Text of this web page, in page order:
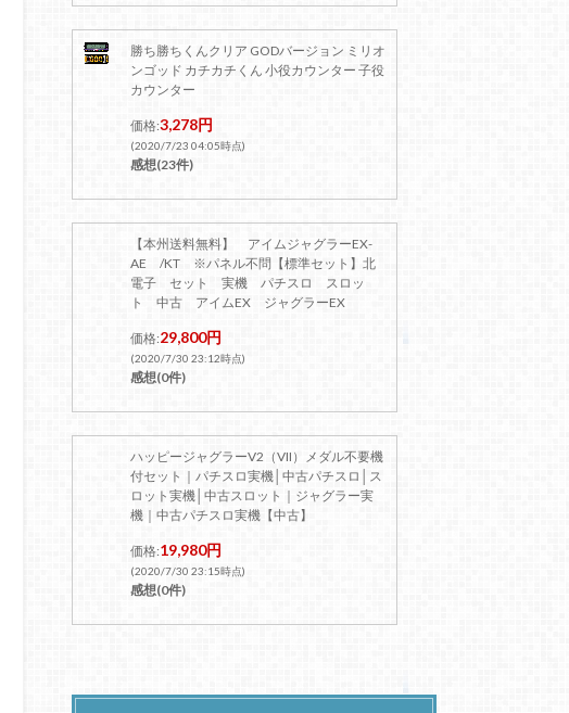
勝ち勝ちくんクリア GODバージョン ミリオ
ンゴッド カチカチくん 小役カウンター 子役
カウンター
価格:3,278円
(2020/7/23 04:05時点)
感想(23件)
【本州送料無料】 アイムジャグラーEX-
AE /KT ※パネル不問【標準セット】北
電子 セット 実機 パチスロ スロッ
ト 中古 アイムEX ジャグラーEX
価格:29,800円
(2020/7/30 23:12時点)
感想(0件)
ハッピージャグラーV2（VII）メダル不要機
付セット｜パチスロ実機│中古パチスロ│ス
ロット実機│中古スロット｜ジャグラー実
機｜中古パチスロ実機【中古】
価格:19,980円
(2020/7/30 23:15時点)
感想(0件)